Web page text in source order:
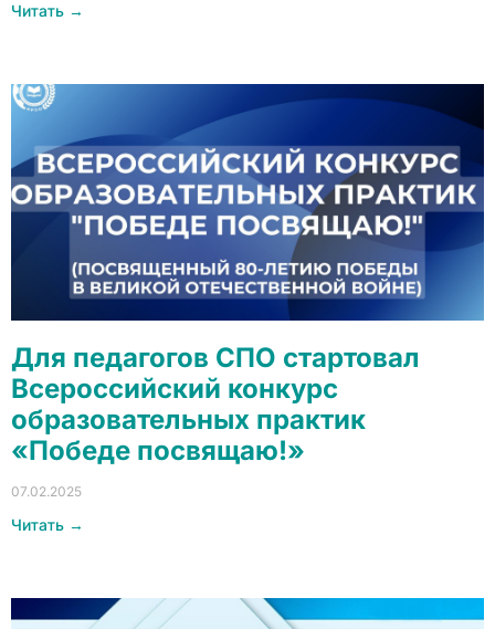
Читать →
Для педагогов СПО стартовал
Всероссийский конкурс
образовательных практик
«Победе посвящаю!»
07.02.2025
Читать →